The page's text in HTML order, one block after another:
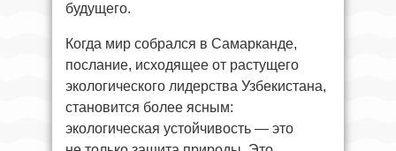
будущего.
Когда мир собрался в Самарканде,
послание, исходящее от растущего
экологического лидерства Узбекистана,
становится более ясным:
экологическая устойчивость — это